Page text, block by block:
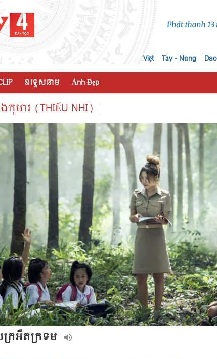
Việt Tày - Nùng Dao
ឧទ្ទេសនាម Ảnh Đẹp
កុមារ (THIẾU NHI)
ក្រអឺតក្រទម